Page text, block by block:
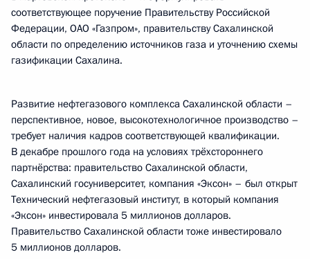
соответствующее поручение Правительству Российской
Федерации, ОАО «Газпром», правительству Сахалинской
области по определению источников газа и уточнению схемы
газификации Сахалина.
Развитие нефтегазового комплекса Сахалинской области –
перспективное, новое, высокотехнологичное производство –
требует наличия кадров соответствующей квалификации.
В декабре прошлого года на условиях трёхстороннего
партнёрства: правительство Сахалинской области,
Сахалинский госуниверситет, компания «Эксон» – был открыт
Технический нефтегазовый институт, в который компания
«Эксон» инвестировала 5 миллионов долларов.
Правительство Сахалинской области тоже инвестировало
5 миллионов долларов.